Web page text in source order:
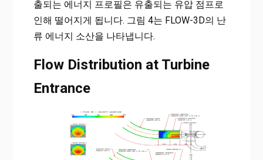
출되는 에너지 프로필은 유출되는 유압 점프로
인해 떨어지게 됩니다. 그림 4는 FLOW-3D의 난
류 에너지 소산을 나타냅니다.
Flow Distribution at Turbine
Entrance